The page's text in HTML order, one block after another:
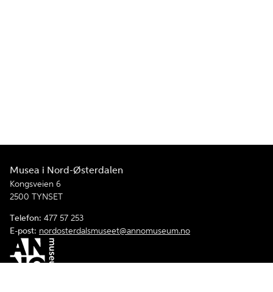
Musea i Nord-Østerdalen
Kongsveien 6
2500 TYNSET
Telefon: 477 57 253
E-post: nordosterdalsmuseet@annomuseum.no